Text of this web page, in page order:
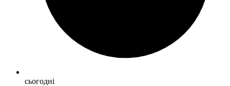
сьогодні